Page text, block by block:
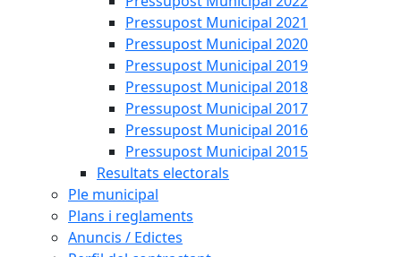
Pressupost Municipal 2021
Pressupost Municipal 2020
Pressupost Municipal 2019
Pressupost Municipal 2018
Pressupost Municipal 2017
Pressupost Municipal 2016
Pressupost Municipal 2015
Resultats electorals
Ple municipal
Plans i reglaments
Anuncis / Edictes